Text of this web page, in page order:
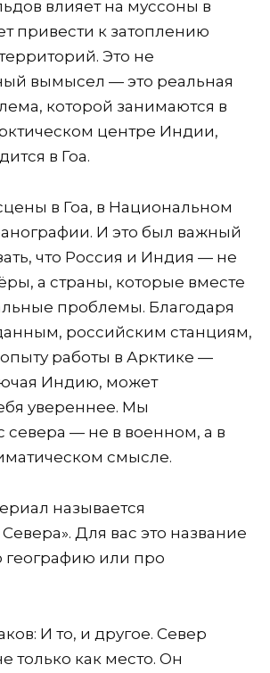
влияет на муссоны в
привести к затоплению
Это не
вымысел — это реальная
которой занимаются в
центре Индии,
в Гоа.
в Гоа, в Национальном
И это был важный
что Россия и Индия — не
а страны, которые вместе
проблемы. Благодаря
российским станциям,
работы в Арктике —
Индию, может
увереннее. Мы
севера — не в военном, а в
смысле.
называется
Для вас это название
географию или про
И то, и другое. Север
только как место. Он